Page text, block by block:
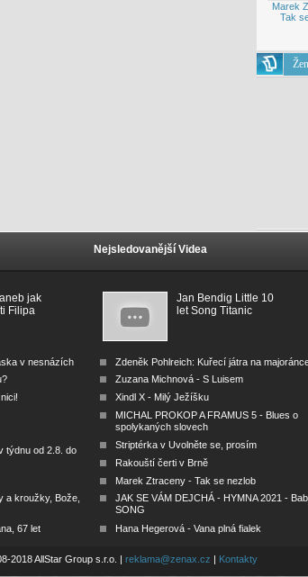
Marek
Tak
jak
Filipa
v nesnázích
týdnu od 2.8. do
a kroužky, Bože,
67 let
Nejsledovanější Videa
Jan Bendig Little 10
let Song Titanic
Zdeněk Pohlreich: Kuřecí játra na
Zuzana Michnová - S Luisem
Xindl X - Milý Ježíšku
MICHAL PROKOP A FRAMUS 5 - Blues o
spolykaných slovech
Striptérka v Uvolněte se, prosím
Rakouští čerti v Brně
Marek Ztraceny - Tak se nezlob
JAK SE VÁM DEJCHÁ - HYMNA 2021 -
SONG
Hana Hegerová - Vana plná fialek
2018 AllStar Group s.r.o. | reklama@zenax.cz | Kontakty